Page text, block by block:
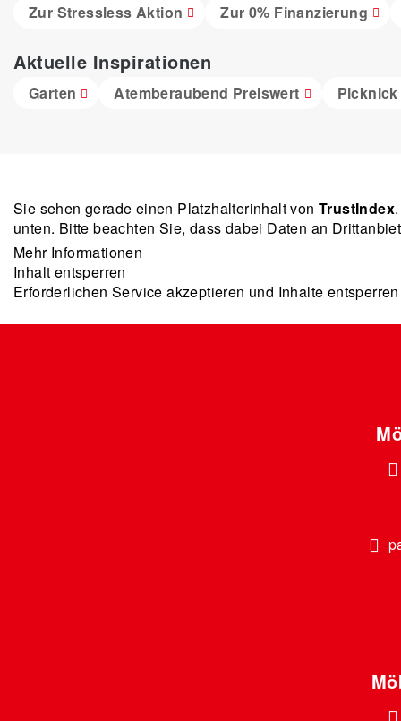
Zur Stressless Aktion
Zur 0% Finanzierung
Aktuelle Inspirationen
Garten Atemberaubend Preiswert Picknick
Sie sehen gerade einen Platzhalterinhalt von TrustIndex
unten. Bitte beachten Sie, dass dabei Daten an
Mehr Informationen
Inhalt entsperren
Erforderlichen Service akzeptieren und Inhalte entsperren